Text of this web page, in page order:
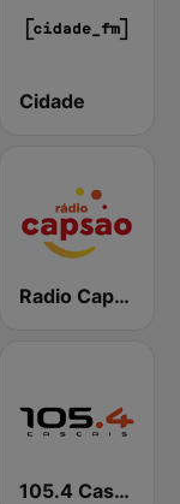
Cidade
Radio Capsao Grande Lisboa
105.4 Cascais